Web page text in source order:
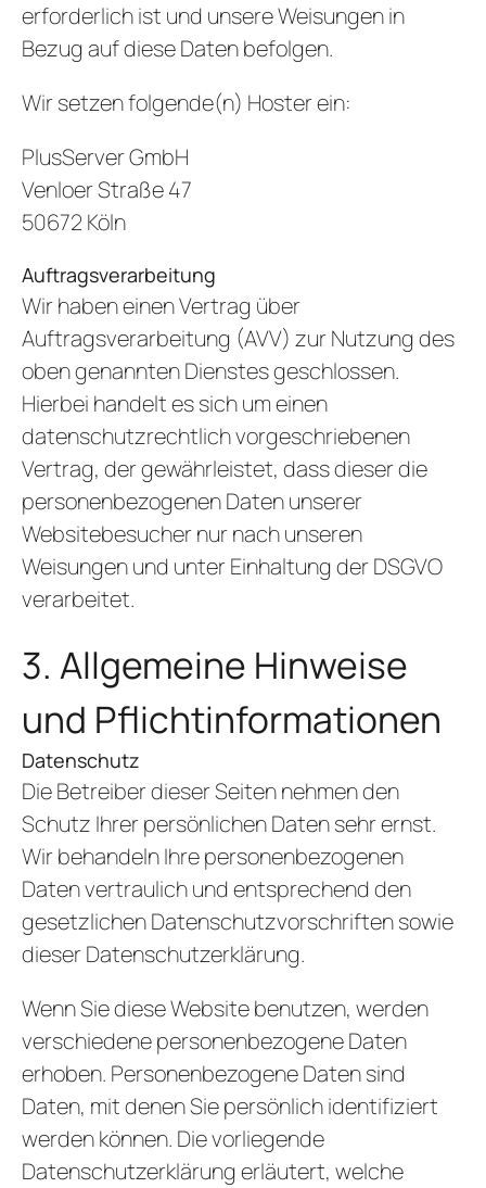
erforderlich ist und unsere Weisungen in
Bezug auf diese Daten befolgen.
Wir setzen folgende(n) Hoster ein:
PlusServer GmbH
Venloer Straße 47
50672 Köln
Auftragsverarbeitung
Wir haben einen Vertrag über
Auftragsverarbeitung (AVV) zur Nutzung des
oben genannten Dienstes geschlossen.
Hierbei handelt es sich um einen
datenschutzrechtlich vorgeschriebenen
Vertrag, der gewährleistet, dass dieser die
personenbezogenen Daten unserer
Websitebesucher nur nach unseren
Weisungen und unter Einhaltung der DSGVO
verarbeitet.
3. Allgemeine Hinweise
und Pflicht­informationen
Datenschutz
Die Betreiber dieser Seiten nehmen den
Schutz Ihrer persönlichen Daten sehr ernst.
Wir behandeln Ihre personenbezogenen
Daten vertraulich und entsprechend den
gesetzlichen Datenschutzvorschriften sowie
dieser Datenschutzerklärung.
Wenn Sie diese Website benutzen, werden
verschiedene personenbezogene Daten
erhoben. Personenbezogene Daten sind
Daten, mit denen Sie persönlich identifiziert
werden können. Die vorliegende
Datenschutzerklärung erläutert, welche